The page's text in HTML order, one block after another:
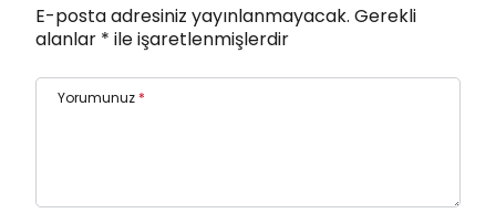
E-posta adresiniz yayınlanmayacak. Gerekli
alanlar * ile işaretlenmişlerdir
Yorumunuz *